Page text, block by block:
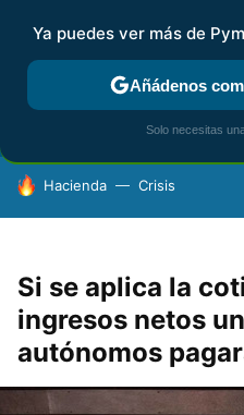
FISCALIDAD Y CONTABILIDAD
HOY SE HABLA DE
Hacienda Crisis
Si se aplica la
ingresos netos
autónomos
Ya puedes ver más de
Añádenos
Solo necesitas